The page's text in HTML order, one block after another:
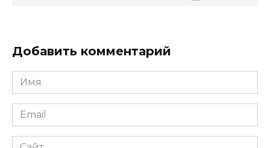
Добавить комментарий
Имя
*
Email
*
Сайт